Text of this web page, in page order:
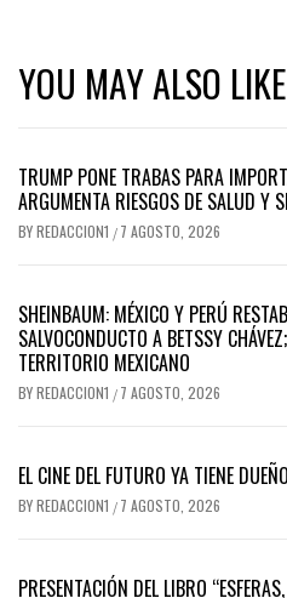
YOU MAY ALSO LIKE
TRUMP PONE TRABAS PARA
ARGUMENTA RIESGOS DE SALUD Y
BYREDACCION1 / 7 AGOSTO, 2026
SHEINBAUM: MÉXICO Y PERÚ
SALVOCONDUCTO A BETSSY
TERRITORIO MEXICANO
BYREDACCION1 / 7 AGOSTO, 2026
EL CINE DEL FUTURO YA TIENE DUEÑO
BYREDACCION1 / 7 AGOSTO, 2026
PRESENTACIÓN DEL LIBRO